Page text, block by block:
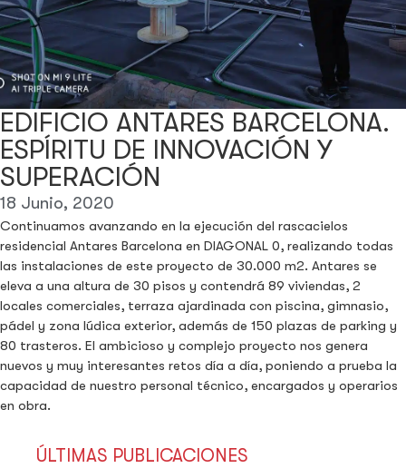
EDIFICIO ANTARES BARCELONA.
ESPÍRITU DE INNOVACIÓN Y
SUPERACIÓN
18 Junio, 2020
Continuamos avanzando en la ejecución del rascacielos
residencial Antares Barcelona en DIAGONAL 0, realizando todas
las instalaciones de este proyecto de 30.000 m2. Antares se
eleva a una altura de 30 pisos y contendrá 89 viviendas, 2
locales comerciales, terraza ajardinada con piscina, gimnasio,
pádel y zona lúdica exterior, además de 150 plazas de parking y
80 trasteros. El ambicioso y complejo proyecto nos genera
nuevos y muy interesantes retos día a día, poniendo a prueba la
capacidad de nuestro personal técnico, encargados y operarios
en obra.
ÚLTIMAS PUBLICACIONES